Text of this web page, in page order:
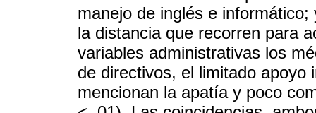
manejo de inglés e
la distancia que recorren para
variables administrativas los
de directivos, el limitado apoyo
mencionan la apatía y poco